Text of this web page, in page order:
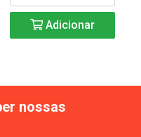
Adicionar
nossas